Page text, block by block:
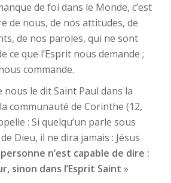
de foi dans le Monde, c’est
de nous, de nos attitudes, de
de nos paroles, qui ne sont
ce que l’Esprit nous demande ;
commande.
nous le dit Saint Paul dans la
communauté de Corinthe (12,
: Si quelqu’un parle sous
Dieu, il ne dira jamais : Jésus
personne n’est capable de dire :
sinon dans l’Esprit Saint »